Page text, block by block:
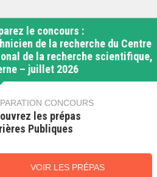
le concours :
de la recherche du Centre
de la recherche scientifique,
– juillet 2026
CONCOURS
les prépas
Publiques
VOIR LES PRÉPAS